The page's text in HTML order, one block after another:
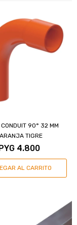
CONDUIT 90° 32 MM
TIGRE
4.800